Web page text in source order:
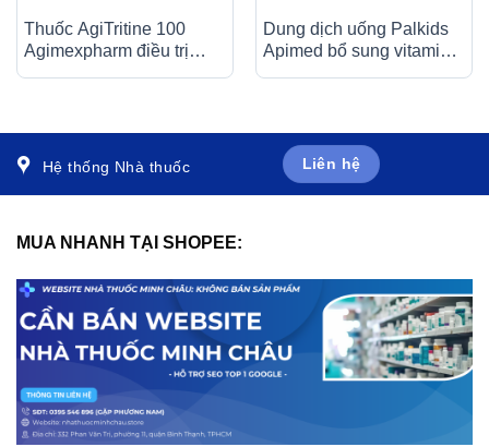
Thuốc AgiTritine 100
Agimexpharm điều trị
x 10 viên)
Dung dịch uống Palkids
Apimed bổ sung vitamin,
Hệ thống Nhà thuốc Liên hệ
MUA NHANH TẠI SHOPEE: